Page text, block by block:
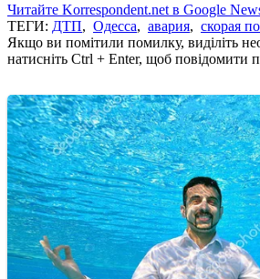
Читайте Korrespondent.net в Google
ТЕГИ: ДТП, Одесса, авария, скорая
Якщо ви помітили помилку, виділіть
натисніть Ctrl + Enter, щоб повідомити